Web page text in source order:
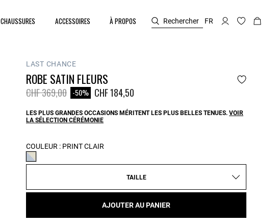
CHAUSSURES ACCESSOIRES À PROPOS Rechercher FR
LAST CHANCE
ROBE SATIN FLEURS
Prix réduit à partir de
CHF 369,00à -50% CHF 184,50
LES PLUS GRANDES OCCASIONS MÉRITENT LES PLUS BELLES TENUES. VOIR
LA SÉLECTION CÉRÉMONIE
COULEUR : PRINT CLAIR
TAILLE
AJOUTER AU PANIER